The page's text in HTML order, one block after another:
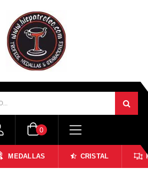
0
MEDALLAS CRISTAL